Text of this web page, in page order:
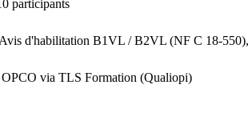
participants
Avis d'habilitation B1VL / B2VL (NF C 18-550),
OPCO via TLS Formation (Qualiopi)